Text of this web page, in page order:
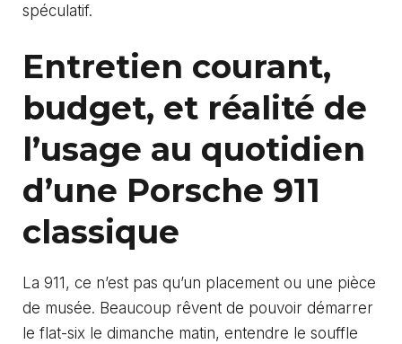
spéculatif.
Entretien courant,
budget, et réalité de
l’usage au quotidien
d’une Porsche 911
classique
La 911, ce n’est pas qu’un placement ou une pièce
de musée. Beaucoup rêvent de pouvoir démarrer
le flat-six le dimanche matin, entendre le souffle